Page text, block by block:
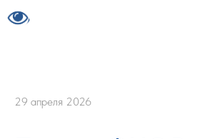
29 апреля 2026